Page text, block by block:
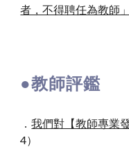
者，不得聘任為教師
●教師評鑑
．我們對【教師專業
4）